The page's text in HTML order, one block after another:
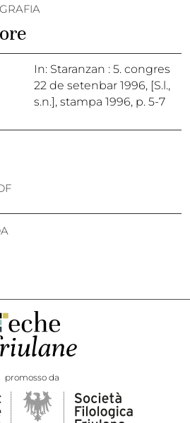
In: Staranzan : 5. congres
22 de setenbar 1996, [S.l.,
s.n.], stampa 1996, p. 5-7
promosso da